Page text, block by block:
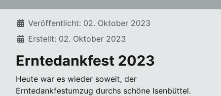
Details
Veröffentlicht: 02. Oktober 2023
Erstellt: 02. Oktober 2023
Erntedankfest 2023
Heute war es wieder soweit, der
Erntedankfestumzug durchs schöne Isenbüttel.